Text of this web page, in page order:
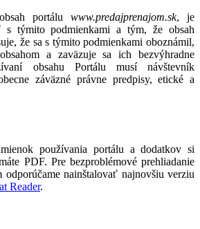
portálu www.predajprenajom.sk, je
s týmito podmienkami a tým, že obsah
že sa s týmito podmienkami oboznámil,
a zaväzuje sa ich bezvýhradne
obsahu Portálu musí návštevník
záväzné právne predpisy, etické a
používania portálu a dodatkov si
PDF. Pre bezproblémové prehliadanie
odporúčame nainštalovať najnovšiu verziu
Reader.